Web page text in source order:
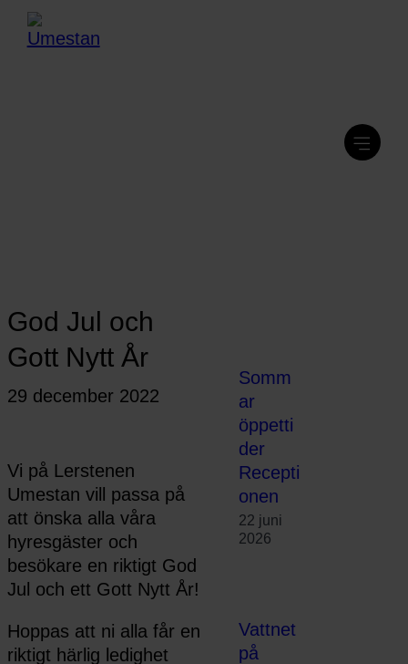
God Jul och
Gott Nytt År
29 december 2022
Vi på Lerstenen
Umestan vill passa på
att önska alla våra
hyresgäster och
besökare en riktigt God
Jul och ett Gott Nytt År!
Hoppas att ni alla får en
riktigt härlig ledighet
Somm
ar
öppetti
der
Recepti
onen
22 juni
2026
Vattnet
på